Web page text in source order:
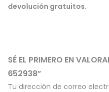
devolución gratuitos.
SÉ EL PRIMERO EN
652938”
Tu dirección de correo